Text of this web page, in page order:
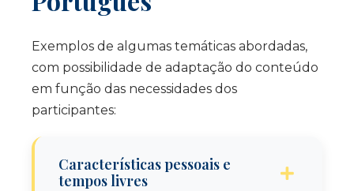
Exemplos de algumas temáticas abordadas,
com possibilidade de adaptação do conteúdo
em função das necessidades dos
participantes:
Características pessoais e
tempos livres